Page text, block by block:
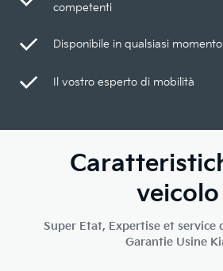
competenti
Disponibile in qualsiasi momento
Il vostro esperto di mobilità
veicolo
Super Etat, Expertise et service
Garantie Usine